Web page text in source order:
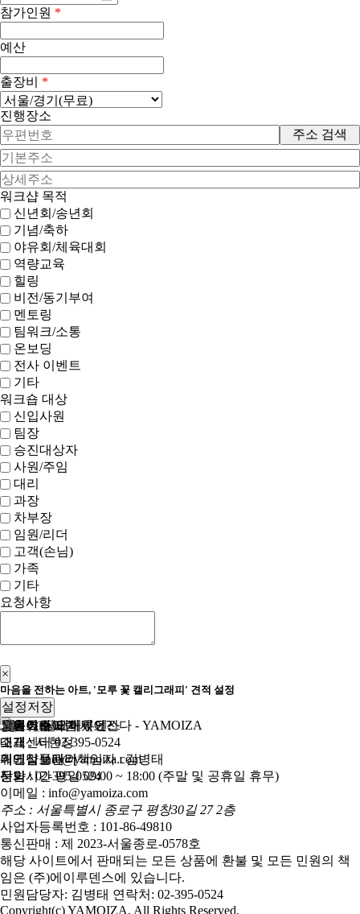
참가인원 *
예산
출장비 *
진행장소
주소 검색
워크샵 목적
신년회/송년회
기념/축하
야유회/체육대회
역량교육
힐링
비전/동기부여
멘토링
팀워크/소통
온보딩
전사 이벤트
기타
워크숍 대상
신입사원
팀장
승진대상자
사원/주임
대리
과장
차부장
임원/리더
고객(손님)
가족
기타
요청사항
×
마음을 전하는 아트, '모루 꽃 캘리그래피' 견적 설정
설정저장
도움이 필요하세요?
고객센터02-395-0524
이메일info@yamoiza.com
상담시간평일 09:00 ~ 18:00 (주말 및 공휴일 휴무)
홈
소개
워크샵플래너
문의
상호 : (주)에이루덴스
대표 : 서현정
개인정보관리책임자 : 김병태
전화 : 02-395-0524
이메일 : info@yamoiza.com
주소 : 서울특별시 종로구 평창30길 27 2층
사업자등록번호 : 101-86-49810
통신판매 : 제 2023-서울종로-0578호
해당 사이트에서 판매되는 모든 상품에 환불 및 모든 민원의 책
임은 (주)에이루덴스에 있습니다.
민원담당자: 김병태 연락처: 02-395-0524
Copyright(c) YAMOIZA. All Rights Reserved.